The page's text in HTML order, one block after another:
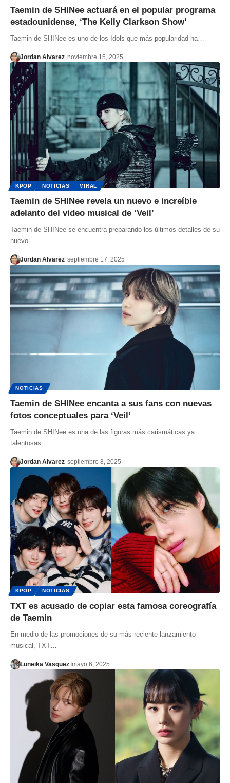
Taemin de SHINee actuará en el popular programa
estadounidense, ‘The Kelly Clarkson Show’
Taemin de SHINee es uno de los Idols que más popularidad ha…
Jordan Alvarez noviembre 15, 2025
KPOP NOTICIAS VIRAL
Taemin de SHINee revela un nuevo e increíble
adelanto del video musical de ‘Veil’
Taemin de SHINee se encuentra preparando los últimos detalles de su
nuevo…
Jordan Alvarez septiembre 17, 2025
NOTICIAS
Taemin de SHINee encanta a sus fans con nuevas
fotos conceptuales para ‘Veil’
Taemin de SHINee es una de las figuras más carismáticas ya
talentosas…
Jordan Alvarez septiembre 8, 2025
KPOP NOTICIAS
TXT es acusado de copiar esta famosa coreografía
de Taemin
En medio de las promociones de su más reciente lanzamiento
musical, TXT…
Luneika Vasquez mayo 6, 2025